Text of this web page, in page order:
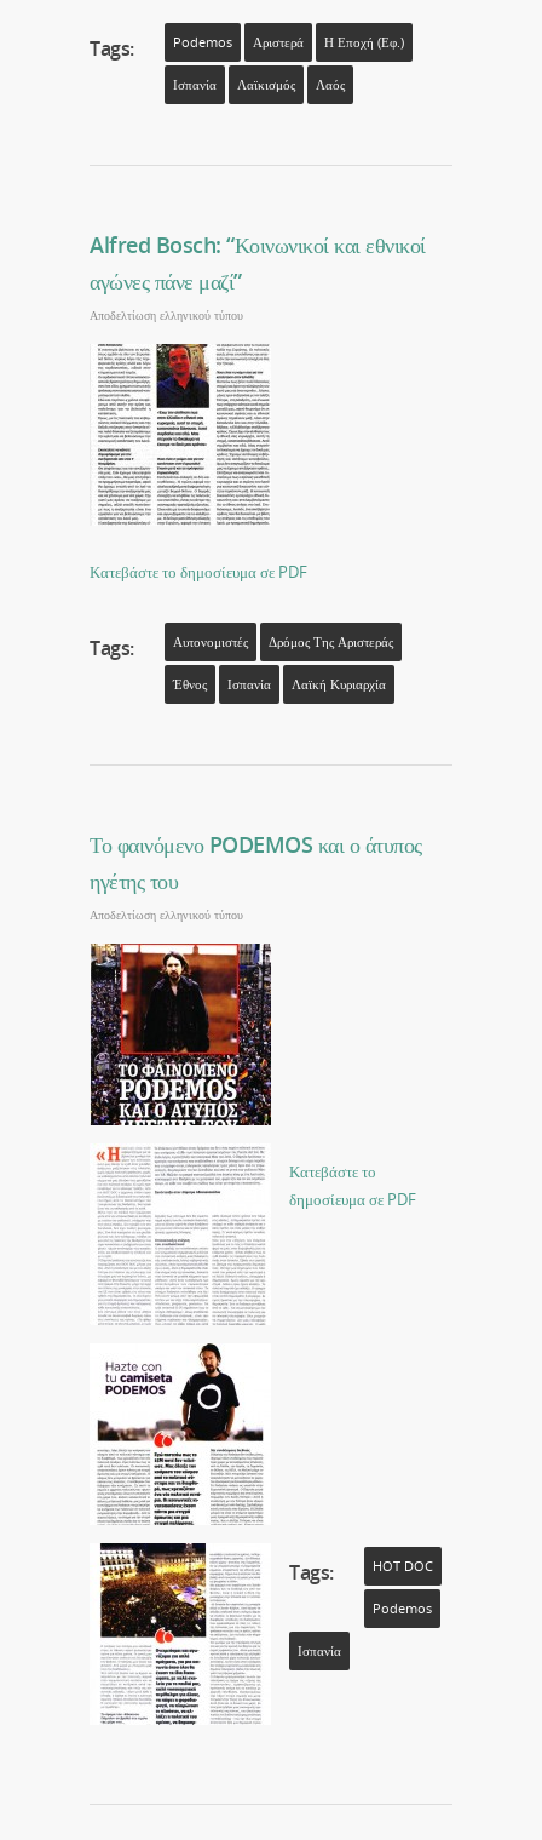
Tags: Podemos Αριστερά Η Εποχή (εφ.)
Ισπανία Λαϊκισμός Λαός
Alfred Bosch: “Κοινωνικοί και εθνικοί
αγώνες πάνε μαζί”
Αποδελτίωση ελληνικού τύπου
Κατεβάστε το δημοσίευμα σε PDF
Tags: Αυτονομιστές Δρόμος Της Αριστεράς
Έθνος Ισπανία Λαϊκή Κυριαρχία
Το φαινόμενο PODEMOS και ο άτυπος
ηγέτης του
Αποδελτίωση ελληνικού τύπου
Κατεβάστε το
δημοσίευμα σε PDF
Tags: HOT DOC
Podemos
Ισπανία